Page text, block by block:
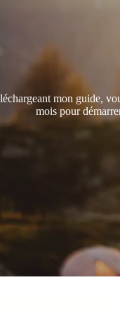
mon guide,
mois pour